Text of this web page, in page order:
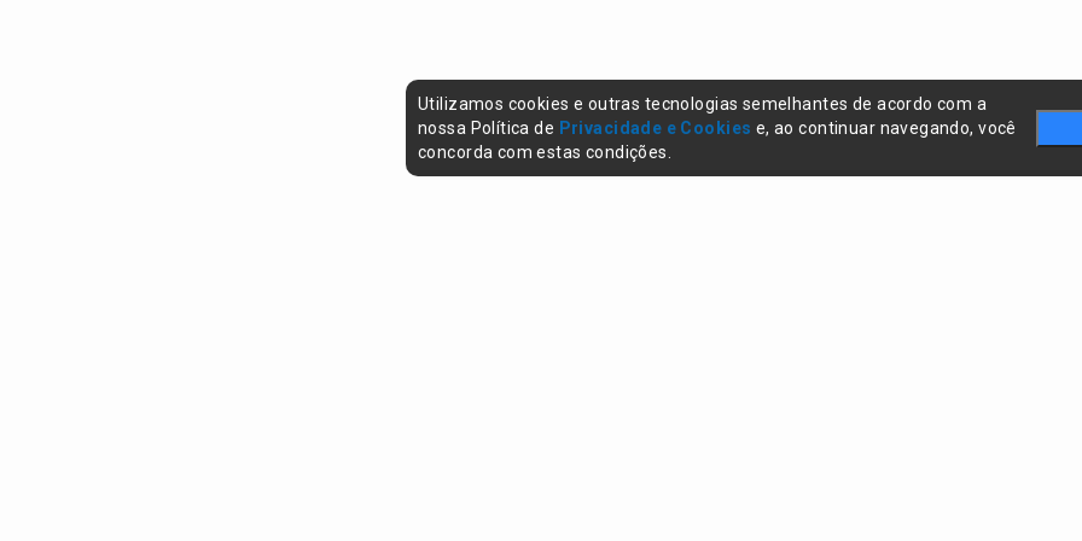
Utilizamos cookies e outras tecnologias semelhantes de acordo com a
nossa Política de Privacidade e Cookies e, ao continuar navegando, você
concorda com estas condições.